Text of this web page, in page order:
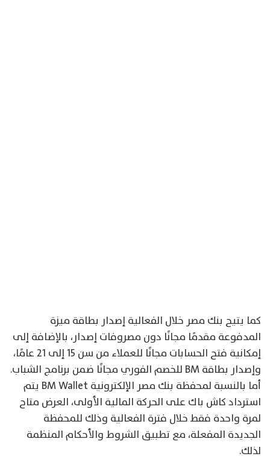
كما يتيح بنك مصر خلال الفعالية إصدار بطاقة ميزة
المدفوعة مقدمًا مجانًا دون مصروفات إصدار، بالإضافة إلى
إمكانية فتح الحسابات مجانًا للعملاء من سن 15 إلى 21 عامًا،
وإصدار بطاقة BM للخصم الفوري مجانًا ضمن برنامج الشباب.
أما بالنسبة لمحفظة بنك مصر الإلكترونية BM Wallet يتم
استرداد كاش باك على الحركة المالية الأولى، العرض متاح
لمرة واحدة فقط خلال فترة الفعالية وذلك للمحفظة
الجديدة المفعلة، مع تطبيق الشروط والأحكام المنظمة
لذلك.